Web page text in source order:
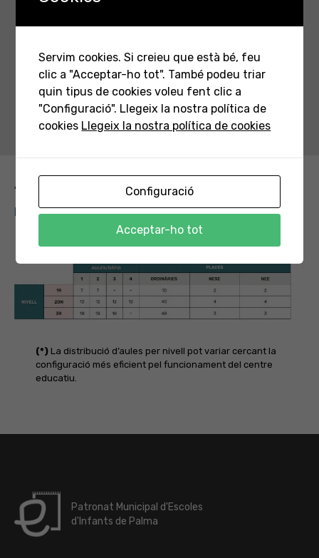
en funció de les demandes vinculades a l’atenció a les
necessitats educatives especials, o per alguna altra
circumstància que faci necessari contractar personal
de suport.
Aules de l'escola d'infants
NÚMERO TOTAL D’AULES AUTORITZADES: 9
(*) La distribució d’aules per nivell pot variar cercant la
configuració més eficient pel funcionament del centre
educatiu.
Patronat Municipal d'Escoles
d'Infants de Palma
Servim cookies. Si creieu que està bé, feu
clic a "Acceptar-ho tot". També podeu triar
quin tipus de cookies voleu fent clic a
"Configuració". Llegeix la nostra política de
cookies Llegeix la nostra política de cookies
Configuració
Acceptar-ho tot